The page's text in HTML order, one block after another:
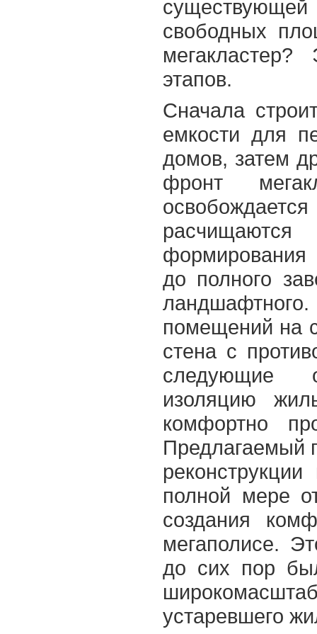
существующей
свободных
этапов.
Сначала
емкости для
домов, затем
фронт
формирования
до полного
помещений на
стена с
следующие
изоляцию
комфортно
Предлагаемый
полной мере
создания
мегаполисе.
до сих пор
устаревшего